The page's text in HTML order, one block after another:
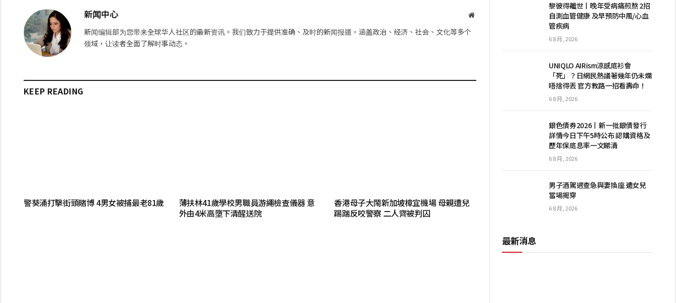
新闻中心
网
新闻编辑部为您带来全球华人社区的最新资讯。我们致力于提供准确、及时的新闻报道，涵盖政治、经济、社会、文化等多个
领域，让读者全面了解时事动态。
KEEP READING
警葵涌打擊街頭賭博 4男女被捕最老81歲
薄扶林41歲學校男職員游繩檢查儀器 意
外由4米高墮下清醒送院
香港母子大鬧新加坡樟宜機場 母親遭兒
踢踹反咬警察 二人齊被判囚
黎彼得離世丨晚年受病痛煎熬 2招
自測血管健康 及早預防中風/心血
管疾病
6 8 月, 2026
UNIQLO AIRism涼感底衫會
「死」？日網民熱議著幾年仍未爛
唔捨得丟 官方教路一招看壽命！
6 8 月, 2026
銀色債券2026丨新一批銀債發行
詳情今日下午5時公布 認購資格及
歷年保底息率一文睇清
6 8 月, 2026
男子酒駕遇查急與妻換座 遭女兒
當場揭穿
6 8 月, 2026
最新消息